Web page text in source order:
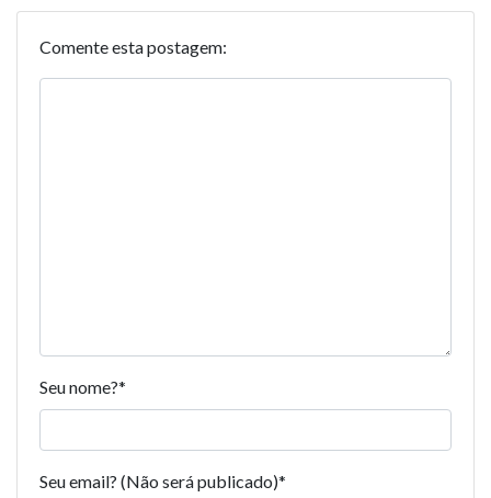
Comente esta postagem:
Seu nome?*
Seu email? (Não será publicado)*